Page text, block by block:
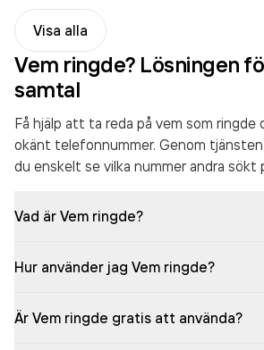
Visa alla
Vem ringde? Lösningen
samtal
Få hjälp att ta reda på vem som
okänt telefonnummer. Genom tjänsten
du enskelt se vilka nummer andra sökt
Vad är Vem ringde?
Hur använder jag Vem ringde?
Är Vem ringde gratis att använda?